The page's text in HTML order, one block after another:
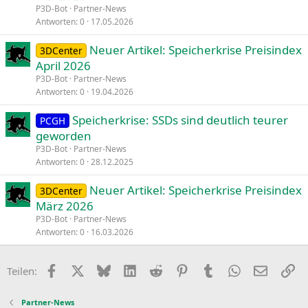
P3D-Bot Partner-News
Antworten 0 17.05.2026
3DCenter Neuer Artikel: Speicherkrise Preisindex
April 2026
P3D-Bot Partner-News
Antworten 0 19.04.2026
PCGH Speicherkrise: SSDs sind deutlich teurer
geworden
P3D-Bot Partner-News
Antworten 0 28.12.2025
3DCenter Neuer Artikel: Speicherkrise Preisindex
März 2026
P3D-Bot Partner-News
Antworten 0 16.03.2026
Teilen: Facebook BlueskyLinkedIn
Reddit PinterestTumblr WhatsApp
E-Mail
Partner-News